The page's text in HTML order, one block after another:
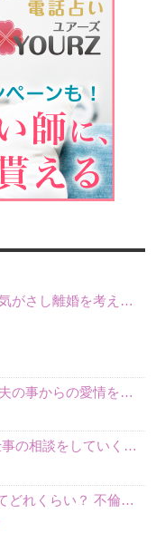
私は結婚しています。傲慢な夫に嫌気がさし離婚を考えていたときに、彼と出会いました。彼には恋人がいましたが、話をするうちに、夫とのことを相談するようにな
リコカツをしようと考えています。夫の事からの愛情を全く感じません。子供がいるので、子供が成長するまではと我慢しています。 まず、お金が必要だと考え、仕事の量も増やしました。ところが、夫は働かず、結局は
働く主婦、片思いをしています。 仕事の相談をしていくうちに、彼のことを好きになりました。私には夫も子供もいます。不倫をしているわけでもなく、もちろん、この気持ちは誰にも話していません。 ラインをする関
不倫ぶっちゃけトーク5弾！ 不倫してどれくらい？ 不倫のあれこれを、なんでもどうぞ♪♪